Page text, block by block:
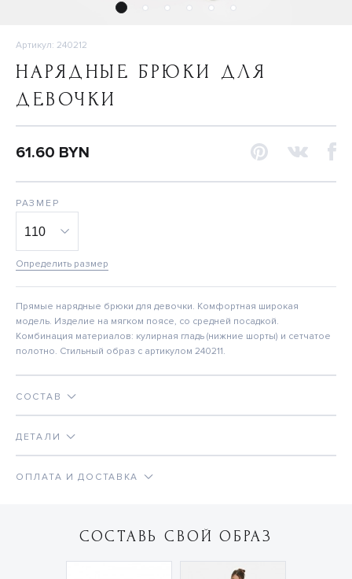
Артикул: 240212
НАРЯДНЫЕ БРЮКИ ДЛЯ
ДЕВОЧКИ
61.60 BYN
РАЗМЕР
Определить размер
Прямые нарядные брюки для девочки. Комфортная широкая
модель. Изделие на мягком поясе, со средней посадкой.
Комбинация материалов: кулирная гладь (нижние шорты) и сетчатое
полотно. Стильный образ с артикулом 240211.
СОСТАВ
ДЕТАЛИ
ОПЛАТА И ДОСТАВКА
СОСТАВЬ СВОЙ ОБРАЗ